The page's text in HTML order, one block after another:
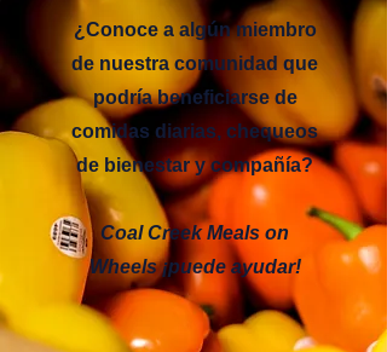
¿Conoce a algún miembro
de nuestra comunidad que
podría beneficiarse de
comidas diarias, chequeos
de bienestar y compañía?
Coal Creek Meals on
Wheels ¡puede ayudar!